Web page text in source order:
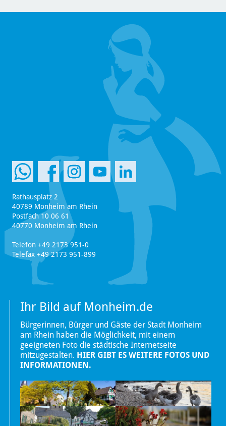
Rathausplatz 2
40789 Monheim am Rhein
Postfach 10 06 61
40770 Monheim am Rhein
Telefon +49 2173 951-0
Telefax +49 2173 951-899
Ihr Bild auf Monheim.de
Bürgerinnen, Bürger und Gäste der Stadt Monheim
am Rhein haben die Möglichkeit, mit einem
geeigneten Foto die städtische Internetseite
mitzugestalten. HIER GIBT ES WEITERE FOTOS UND
INFORMATIONEN.